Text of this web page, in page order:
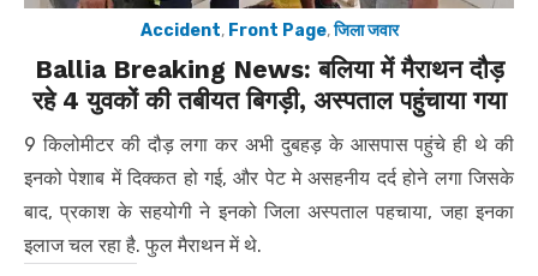
Accident, Front Page,जिला जवार
Ballia Breaking News: बलिया में मैराथन दौड़
रहे 4 युवकों की तबीयत बिगड़ी, अस्पताल पहुंचाया गया
9 किलोमीटर की दौड़ लगा कर अभी दुबहड़ के आसपास पहुंचे ही थे की
इनको पेशाब में दिक्कत हो गई, और पेट मे असहनीय दर्द होने लगा जिसके
बाद, प्रकाश के सहयोगी ने इनको जिला अस्पताल पहचाया, जहा इनका
इलाज चल रहा है. फुल मैराथन में थे.